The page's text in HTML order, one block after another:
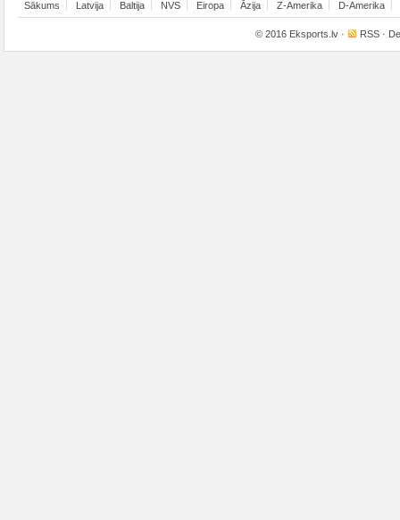
Sākums Latvija Baltija NVS Eiropa Āzija Z-Amerika D-Amerika
© 2016 Eksports.lv · RSS ·